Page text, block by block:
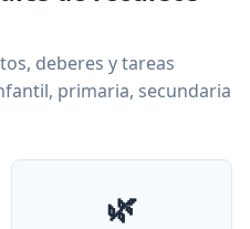
deberes y tareas
primaria, secundaria
🌿